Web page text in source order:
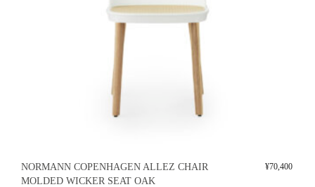
NORMANN COPENHAGEN ALLEZ CHAIR
MOLDED WICKER SEAT OAK
¥70,400